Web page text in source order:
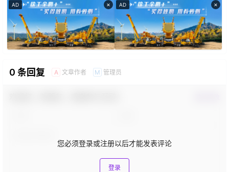
×
AD ×
AD
0 条回复 A 文章作者 M 管理员
您必须登录或注册以后才能发表评论
登录